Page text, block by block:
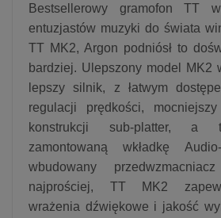
Bestsellerowy gramofon TT
entuzjastów muzyki do świata
TT MK2, Argon podniósł to
bardziej. Ulepszony model MK2
lepszy silnik, z łatwym
regulacji prędkości,
konstrukcji sub-platter, a
zamontowaną wkładkę
wbudowany
najprościej, TT MK2
wrażenia dźwiękowe i jakość